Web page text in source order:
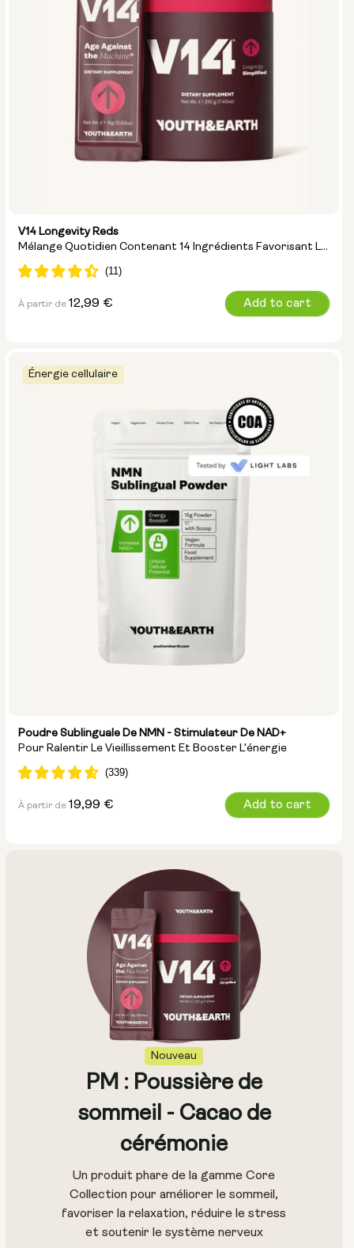
V14 Longevity Reds
Mélange Quotidien Contenant 14 Ingrédients Favorisant La
Longévité
Poudre en sachet
Prix
À partir de 12,99 € Add to cart
Énergie cellulaire
Poudre Sublinguale De NMN - Stimulateur De NAD+
Pour Ralentir Le Vieillissement Et Booster L'énergie
Taille de la pochette :
30g 100g
Prix
À partir de 19,99 € Add to cart
Nouveau
PM : Poussière de
sommeil - Cacao de
cérémonie
Un produit phare de la gamme Core
Collection pour améliorer le sommeil,
favoriser la relaxation, réduire le stress
et soutenir le système nerveux